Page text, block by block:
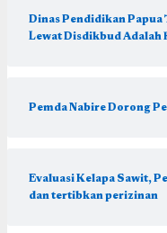
Dinas Pendidikan
Lewat Disdikbud Adalah
Pemda Nabire Dorong
Evaluasi Kelapa Sawit,
dan tertibkan perizinan